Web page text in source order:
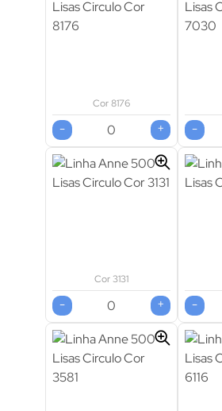
Cor 8176
- + -
Cor 3131
- + -